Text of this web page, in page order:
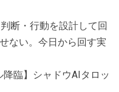
断・行動を設計して回
ない。今日から回す実
降臨】シャドウAIタロッ